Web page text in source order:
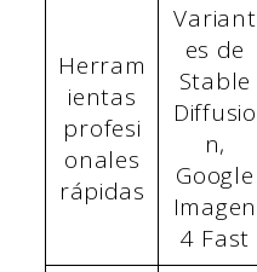
Herram
ientas
profesi
onales
rápidas
Variant
es de
Stable
Diffusio
n,
Google
Imagen
4 Fast